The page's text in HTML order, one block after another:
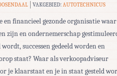
VAKGEBIED:AUTOTECHNICUS
financieel gezonde organisatie waar
zijn en ondernemerschap
successen gedeeld worden en
staat? Waar als verkoopadviseur
je klaarstaat en je in staat gesteld